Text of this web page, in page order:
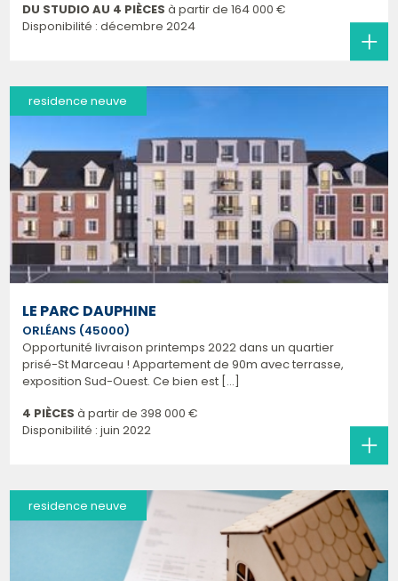
DU STUDIO AU 4 PIÈCES à partir de 164 000 €
Disponibilité : décembre 2024
residence neuve
LE PARC DAUPHINE
ORLÉANS (45000)
Opportunité livraison printemps 2022 dans un quartier
prisé-St Marceau ! Appartement de 90m avec terrasse,
exposition Sud-Ouest. Ce bien est [...]
4 PIÈCES à partir de 398 000 €
Disponibilité : juin 2022
residence neuve